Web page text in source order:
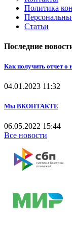
Политика
Статьи
Последние
Как получить отчет о
04.01.2023 11:32
Мы ВКОНТАКТЕ
06.05.2022 15:44
Все новости